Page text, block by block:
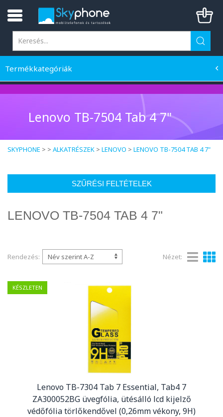
Termékkategóriák
Lenovo TB-7504 Tab 4 7"
SKYPHONE > > ALKATRÉSZEK > LENOVO > LENOVO TB-7504 TAB 4 7"
SZŰRÉSI FELTÉTELEK
LENOVO TB-7504 TAB 4 7"
Rendezés: Nézet:
KÉSZLETEN
Lenovo TB-7304 Tab 7 Essential, Tab4 7
ZA300052BG üvegfólia, ütésálló lcd kijelző
védőfólia törlőkendővel (0,26mm vékony, 9H)